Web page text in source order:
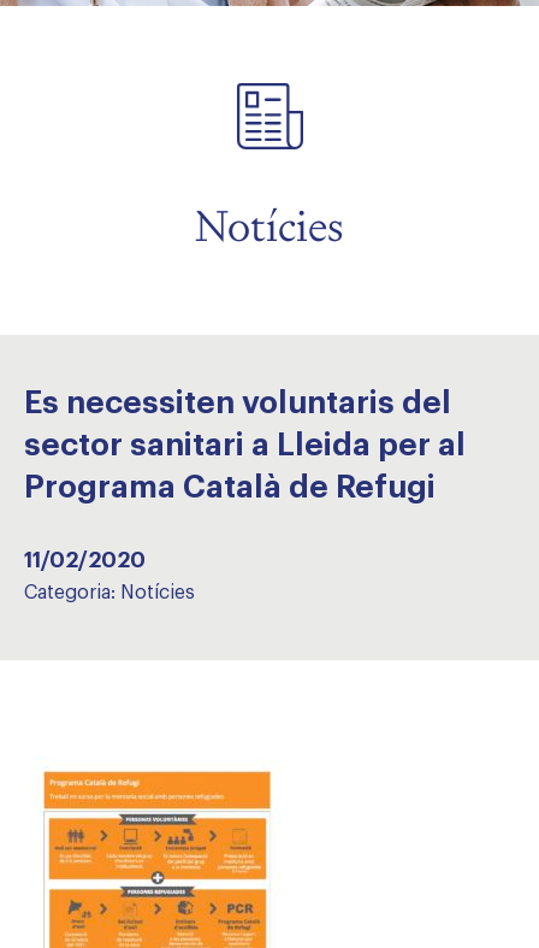
Notícies
Es necessiten voluntaris del
sector sanitari a Lleida per al
Programa Català de Refugi
11/02/2020
Categoria: Notícies